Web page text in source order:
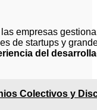
empresas
de startups y
del
Colectivos y